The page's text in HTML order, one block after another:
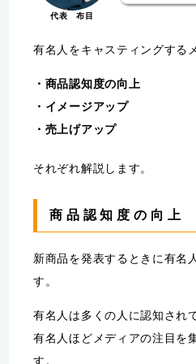
代表 布目
有名人をキャスティングする
・商品認知度の向上
・イメージアップ
・売上げアップ
それぞれ解説します。
商品認知度の向上
新商品を発表するときに有名
す。
有名人は多くの人に認知され
有名人ほど メディアの注目 を
す。